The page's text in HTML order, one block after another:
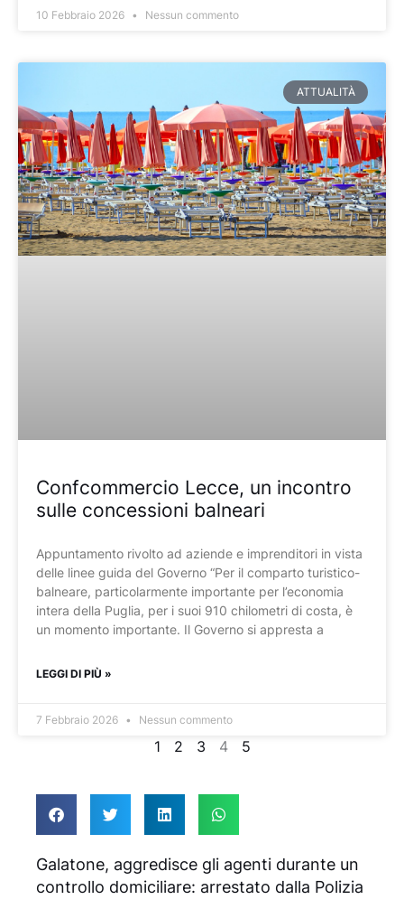
10 Febbraio 2026 Nessun commento
ATTUALITÀ
Confcommercio Lecce, un incontro
sulle concessioni balneari
Appuntamento rivolto ad aziende e imprenditori in vista
delle linee guida del Governo “Per il comparto turistico-
balneare, particolarmente importante per l’economia
intera della Puglia, per i suoi 910 chilometri di costa, è
un momento importante. Il Governo si appresta a
LEGGI DI PIÙ »
7 Febbraio 2026 Nessun commento
1 2 3 4 5
Galatone, aggredisce gli agenti durante un
controllo domiciliare: arrestato dalla Polizia